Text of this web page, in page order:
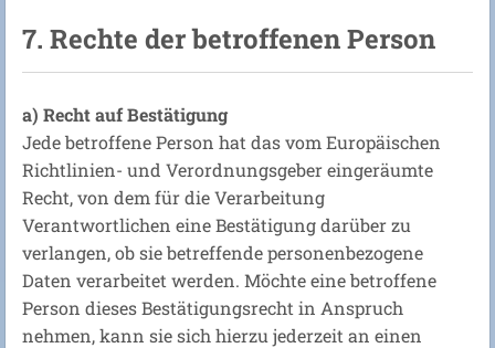
7. Rechte der betroffenen Person
a) Recht auf Bestätigung
Jede betroffene Person hat das vom Europäischen
Richtlinien- und Verordnungsgeber eingeräumte
Recht, von dem für die Verarbeitung
Verantwortlichen eine Bestätigung darüber zu
verlangen, ob sie betreffende personenbezogene
Daten verarbeitet werden. Möchte eine betroffene
Person dieses Bestätigungsrecht in Anspruch
nehmen, kann sie sich hierzu jederzeit an einen